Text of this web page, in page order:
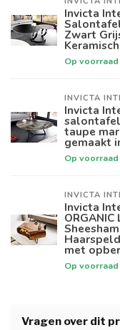
Invicta
Salontafel
Zwart
Op voorraad
INVICTA
Invicta
salontafel
taupe
gemaakt
Op voorraad
INVICTA
Invicta
ORGANIC
met
Op voorraad
Vragen over dit